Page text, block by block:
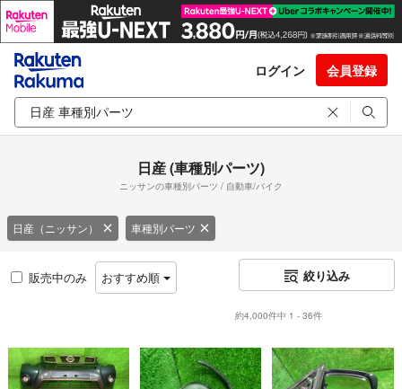
ログイン 会員登録
日産 (車種別パーツ)
ニッサンの車種別パーツ / 自動車/バイク
日産（ニッサン） 車種別パーツ
販売中のみ おすすめ順 絞り込み
約4,000件中 1 - 36件